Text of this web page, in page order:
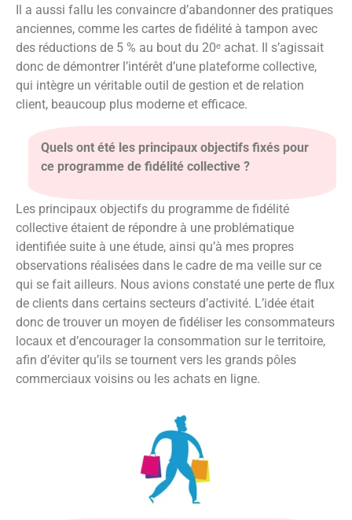
Il a aussi fallu les convaincre d’abandonner des pratiques
anciennes, comme les cartes de fidélité à tampon avec
des réductions de 5 % au bout du 20ᵉ achat. Il s’agissait
donc de démontrer l’intérêt d’une plateforme collective,
qui intègre un véritable outil de gestion et de relation
client, beaucoup plus moderne et efficace.
Quels ont été les principaux objectifs fixés pour
ce programme de fidélité collective ?
Les principaux objectifs du programme de fidélité
collective étaient de répondre à une problématique
identifiée suite à une étude, ainsi qu’à mes propres
observations réalisées dans le cadre de ma veille sur ce
qui se fait ailleurs. Nous avions constaté une perte de flux
de clients dans certains secteurs d’activité. L’idée était
donc de trouver un moyen de fidéliser les consommateurs
locaux et d’encourager la consommation sur le territoire,
afin d’éviter qu’ils se tournent vers les grands pôles
commerciaux voisins ou les achats en ligne.